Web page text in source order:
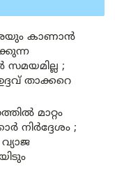
കാണാൻ
;
താക്കറെ
മാറ്റം
നിർദ്ദേശം ;